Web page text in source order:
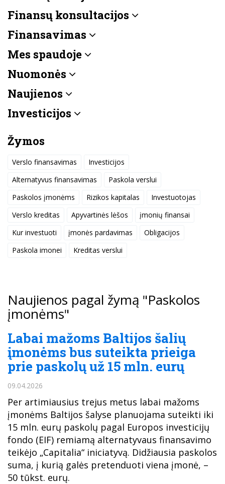
Naujienos pagal žymą "Paskolos
įmonėms"
Labai mažoms Baltijos šalių
įmonėms bus suteikta prieiga
prie paskolų už 15 mln. eurų
09.04.2026
Per artimiausius trejus metus labai mažoms
įmonėms Baltijos šalyse planuojama suteikti iki
15 mln. eurų paskolų pagal Europos investicijų
fondo (EIF) remiamą alternatyvaus finansavimo
teikėjo „Capitalia“ iniciatyvą. Didžiausia paskolos
suma, į kurią galės pretenduoti viena įmonė, –
50 tūkst. eurų.
Finansų konsultacijos
Finansavimas
Mes spaudoje
Nuomonės
Naujienos
Investicijos
Žymos
Verslo finansavimas
Investicijos
Alternatyvus finansavimas
Paskola verslui
Paskolos įmonėms
Rizikos kapitalas
Investuotojas
Verslo kreditas
Apyvartinės lėšos
įmonių finansai
Kur investuoti
įmonės pardavimas
Obligacijos
Paskola imonei
Kreditas verslui